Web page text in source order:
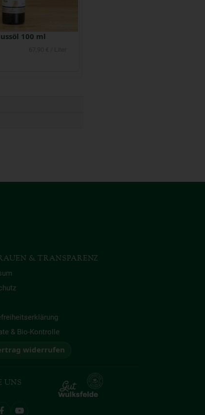
& TRANSPARENZ
& Bio-Kontrolle
widerrufen
UNS